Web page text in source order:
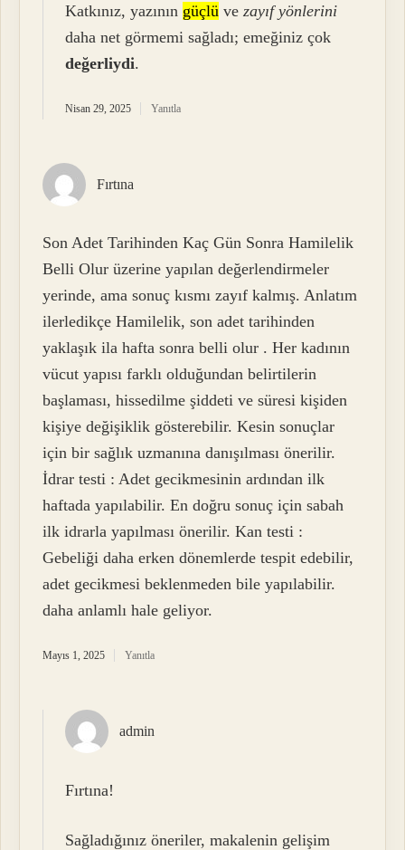
Katkınız, yazının güçlü vezayıf yönlerini
daha net görmemi sağladı; emeğiniz çok
değerliydi.
Nisan 29, 2025 Yanıtla
Fırtına
Son Adet Tarihinden Kaç Gün Sonra Hamilelik
Belli Olur üzerine yapılan değerlendirmeler
yerinde, ama sonuç kısmı zayıf kalmış. Anlatım
ilerledikçe Hamilelik, son adet tarihinden
yaklaşık ila hafta sonra belli olur . Her kadının
vücut yapısı farklı olduğundan belirtilerin
başlaması, hissedilme şiddeti ve süresi kişiden
kişiye değişiklik gösterebilir. Kesin sonuçlar
için bir sağlık uzmanına danışılması önerilir.
İdrar testi : Adet gecikmesinin ardından ilk
haftada yapılabilir. En doğru sonuç için sabah
ilk idrarla yapılması önerilir. Kan testi :
Gebeliği daha erken dönemlerde tespit edebilir,
adet gecikmesi beklenmeden bile yapılabilir.
daha anlamlı hale geliyor.
Mayıs 1, 2025 Yanıtla
admin
Fırtına!
Sağladığınız öneriler, makalenin gelişim